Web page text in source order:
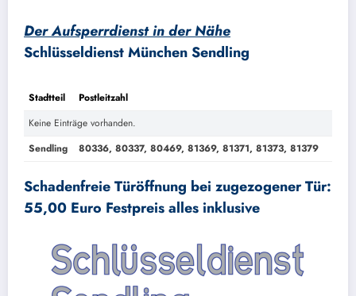
Der Aufsperrdienst in der Nähe
Schlüsseldienst München Sendling
Stadtteil
Postleitzahl
Keine Einträge vorhanden.
Sendling
80336, 80337, 80469, 81369, 81371, 81373, 81379
Schadenfreie Türöffnung bei zugezogener Tür:
55,00 Euro Festpreis alles inklusive